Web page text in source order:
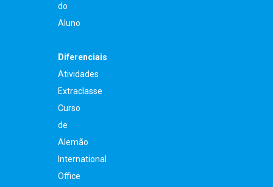
do
Aluno
Diferenciais
Atividades
Extraclasse
Curso
de
Alemão
International
Office